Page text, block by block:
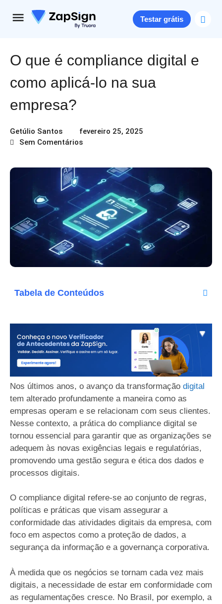
Testar grátis
O que é compliance digital e
como aplicá-lo na sua
empresa?
Getúlio Santos
fevereiro 25, 2025
Sem Comentários
Tabela de Conteúdos
Nos últimos anos, o avanço da transformação digital
tem alterado profundamente a maneira como as
empresas operam e se relacionam com seus clientes.
Nesse contexto, a prática do compliance digital se
tornou essencial para garantir que as organizações se
adequem às novas exigências legais e regulatórias,
promovendo uma gestão segura e ética dos dados e
processos digitais.
O compliance digital refere-se ao conjunto de regras,
políticas e práticas que visam assegurar a
conformidade das atividades digitais da empresa, com
foco em aspectos como a proteção de dados, a
segurança da informação e a governança corporativa.
À medida que os negócios se tornam cada vez mais
digitais, a necessidade de estar em conformidade com
as regulamentações cresce. No Brasil, por exemplo, a